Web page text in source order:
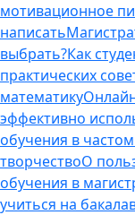
мотивационное
написать
выбрать?Как
практических
математику
эффективно
обучения в
творчествоО
обучения в
учиться на